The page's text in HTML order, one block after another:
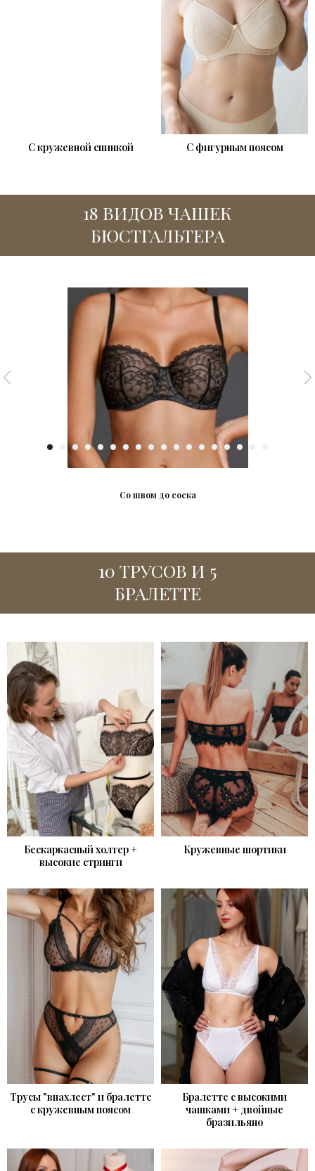
С кружевной спинкой С фигурным поясом
18 ВИДОВ ЧАШЕК
БЮСТГАЛЬТЕРА
Со швом до соска
10 ТРУСОВ И 5
БРАЛЕТТЕ
Бескаркасный холтер +
высокие стринги
Кружевные шортики
Трусы "внахлест" и бралетте
с кружевным поясом
Бралетте с высокими
чашками + двойные
бразильяно